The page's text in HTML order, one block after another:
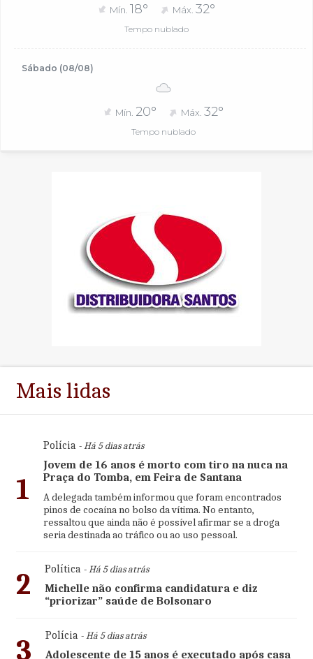
Mín. 18° Máx. 32°
Tempo nublado
Sábado (08/08)
Mín. 20° Máx.32°
Tempo nublado
Mais lidas
1
Polícia- Há 5 dias atrás
Jovem de 16 anos é morto com tiro na nuca na
Praça do Tomba, em Feira de Santana
A delegada também informou que foram encontrados
pinos de cocaína no bolso da vítima. No entanto,
ressaltou que ainda não é possível afirmar se a droga
seria destinada ao tráfico ou ao uso pessoal.
2 Política- Há 5 dias atrás
Michelle não confirma candidatura e diz
“priorizar” saúde de Bolsonaro
3 Polícia- Há 5 dias atrás
Adolescente de 15 anos é executado após casa